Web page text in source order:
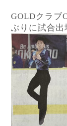
GOLDクラブ
ぶりに試合出